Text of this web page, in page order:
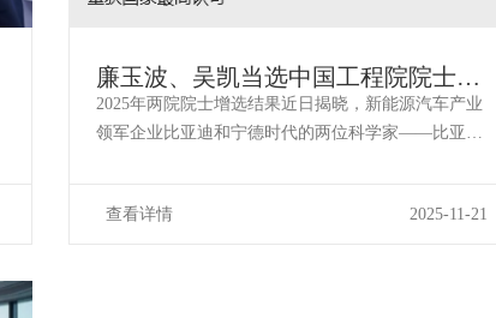
廉玉波、吴凯当选中国工程院院士产
业领军企业创新力量获国家最高认可
2025年两院院士增选结果近日揭晓，新能源汽车产业
领军企业比亚迪和宁德时代的两位科学家——比亚迪
本次增选中的亮点，凸显了产业界在推动国家科技进
查看详情 2025-11-21